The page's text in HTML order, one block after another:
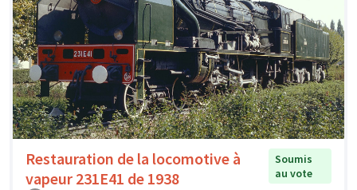
Restauration de la locomotive à
vapeur 231E41 de 1938
Soumis
au vote